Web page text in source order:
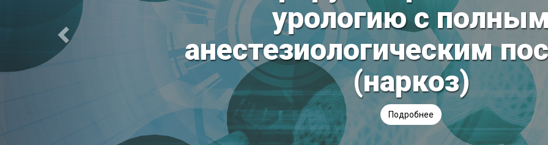
ИНВИТРО
дважды лауреатом премии народного доверия
Подробнее